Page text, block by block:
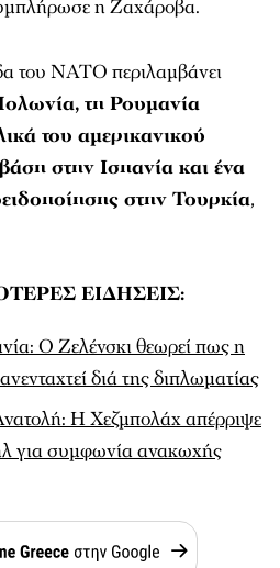
η Ζαχάροβα.
του ΝΑΤΟ περιλαμβάνει
τη Ρουμανία
του αμερικανικού
στην Ισπανία και ένα
στην Τουρκία,
ΕΙΔΗΣΕΙΣ:
Ο Ζελένσκι θεωρεί πως η
διά της διπλωματίας
Η Χεζμπολάχ απέρριψε
για συμφωνία ανακωχής